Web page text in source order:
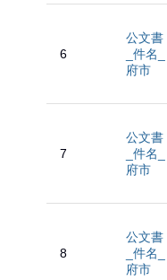
6
公文書
_件名_
府市
7
公文書
_件名_
府市
8
公文書
_件名_
府市